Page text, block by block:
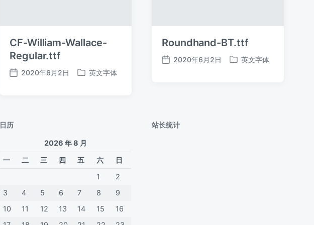
CF-William-Wallace-
Regular.ttf
发
2020年6月2日
发
英文字体
Roundhand-BT.ttf
发
2020年6月2日
发
英文字体
日历
2026 年 8 月
一
二 三 四 五 六
日
1
2
3
4 5 6 7 8
9
10
11 12 13 14 15
16
站长统计